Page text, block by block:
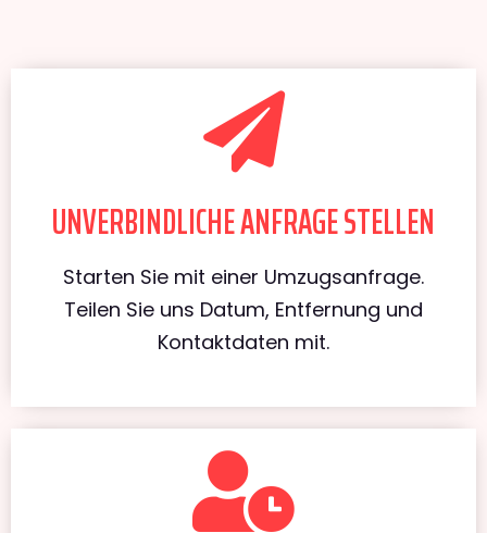
UNVERBINDLICHE ANFRAGE STELLEN
Starten Sie mit einer Umzugsanfrage.
Teilen Sie uns Datum, Entfernung und
Kontaktdaten mit.